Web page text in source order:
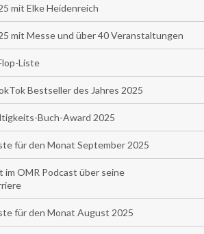
mit Elke Heidenreich
mit Messe und über 40 Veranstaltungen
Liste
Bestseller des Jahres 2025
Buch-Award 2025
für den Monat September 2025
im OMR Podcast über seine
für den Monat August 2025